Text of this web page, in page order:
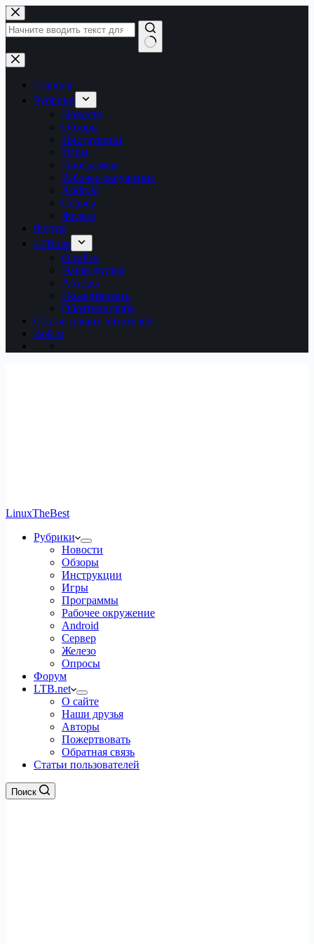
Перейти
к
сути
Ничего
не
найденоГлавная
Рубрики
Новости
Обзоры
Инструкции
Игры
Программы
Рабочее окружение
Android
Сервер
Железо
Форум
LTB.net
О сайте
Наши друзья
Авторы
Пожертвовать
Обратная связь
Статьи наших читателей
Войти
LinuxTheBest
Рубрики
Новости
Обзоры
Инструкции
Игры
Программы
Рабочее окружение
Android
Сервер
Железо
Опросы
Форум
LTB.net
О сайте
Наши друзья
Авторы
Пожертвовать
Обратная связь
Статьи пользователей
Поиск